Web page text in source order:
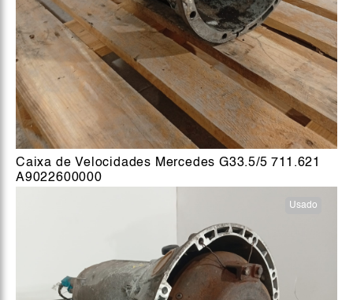
Caixa de Velocidades Mercedes G33.5/5 711.621
A9022600000
Usado